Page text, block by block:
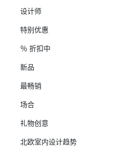
设计师
特别优惠
％ 折扣中
新品
最畅销
场合
礼物创意
北欧室内设计趋势